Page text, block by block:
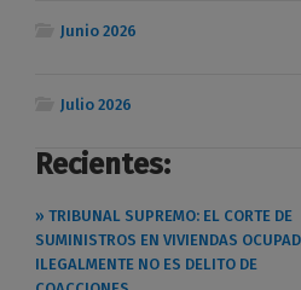
Junio 2026
Julio 2026
Recientes:
» TRIBUNAL SUPREMO: EL CORTE DE
SUMINISTROS EN VIVIENDAS
ILEGALMENTE NO ES DELITO DE